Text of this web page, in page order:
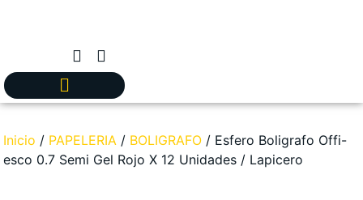
Inicio / PAPELERIA / BOLIGRAFO / Esfero Boligrafo Offi-
esco 0.7 Semi Gel Rojo X 12 Unidades / Lapicero